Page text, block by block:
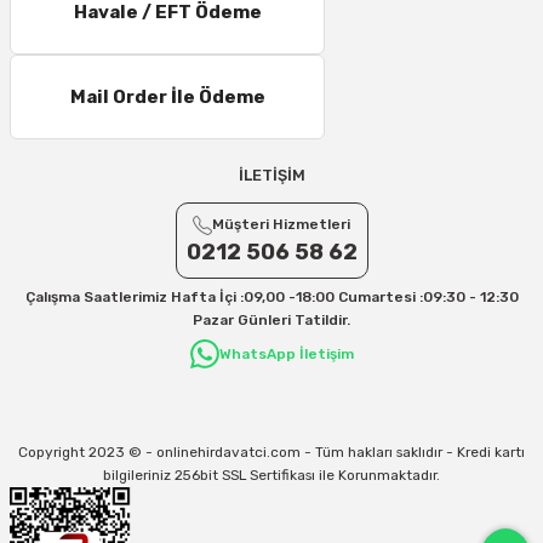
11 – 15 Desi/Kg= 245,50 TL- 347,40 TL
16 – 20 Desi/Kg= 307,50 TL- 371,80 TL
21 – 25 Desi/Kg= 357,90 TL-- 397,40 TL
Yurtiçi Kargo için 30 Desi sonrası her +1 Desi: 13 TL
Aras Kargo için 30 Desi sonrası her +1 Desi: 17 TL
Kargo ve teslimat süreçleriyle ilgili tüm sorularınız için bizimle iletişime
31/12/2026 Tarihine Kadar Geçerlidir
Havale / EFT Ödeme
Mail Order İle Ödeme
İLETİŞİM
Müşteri Hizmetleri
0212 506 58 62
Çalışma Saatlerimiz Hafta İçi :09,00 -18:00 Cumartesi :09:30 - 12:30
Pazar Günleri Tatildir.
WhatsApp İletişim
Copyright 2023 © - onlinehirdavatci.com - Tüm hakları saklıdır - Kredi kartı
bilgileriniz 256bit SSL Sertifikası ile Korunmaktadır.